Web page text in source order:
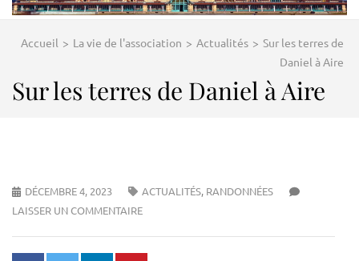
03100
Accueil > La vie de l'association > Actualités > Sur les terres de
Daniel à Aire
Sur les terres de Daniel à Aire
DÉCEMBRE 4, 2023 ACTUALITÉS, RANDONNÉES
LAISSER UN COMMENTAIRE